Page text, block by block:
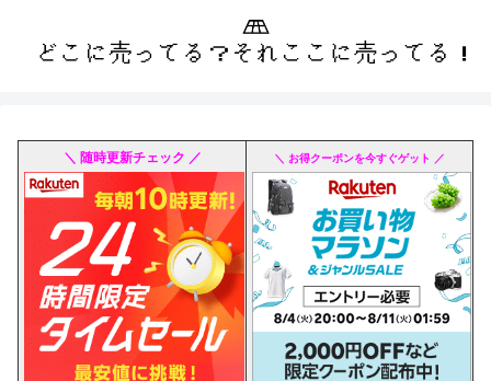
＼ 随時更新チェック ／ ＼ お得クーポンを今すぐゲット ／